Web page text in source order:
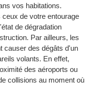
vos habitations.
de votre entourage
de dégradation
Par ailleurs, les
causer des dégâts d'un
volants. En effet,
des aéroports ou
collisions au moment où